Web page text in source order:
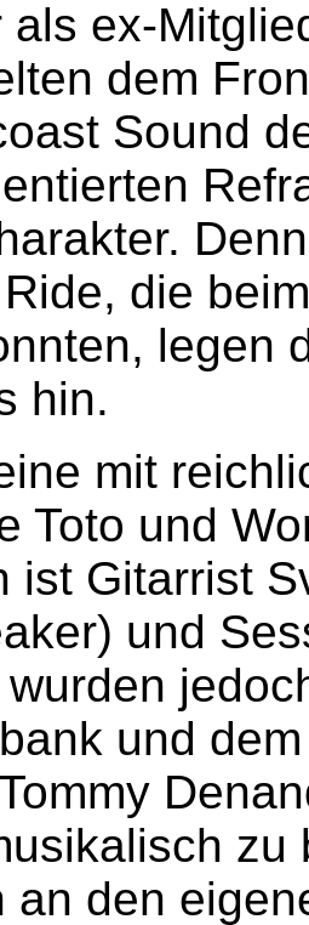
als ex-
dem
Sound
die
legen
hin.
mit
Toto und
ist Gitarrist
und
und
an den